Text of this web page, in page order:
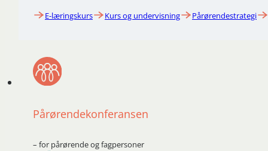
E-læringskurs Kurs og undervisning Pårørendestrategi
Pårørendekonferansen
– for pårørende og fagpersoner